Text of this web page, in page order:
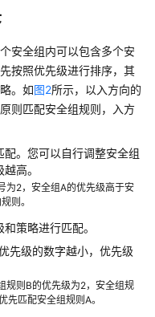
安全组内可以包含多个安
按照优先级进行排序，其
。如图2所示，以入方向的
则匹配安全组规则，入方
。您可以自行调整安全组
高。
为2，安全组A的优先级高于安
则。
策略进行匹配。
先级的数字越小，优先级
规则B的优先级为2，安全组规
先匹配安全组规则A。